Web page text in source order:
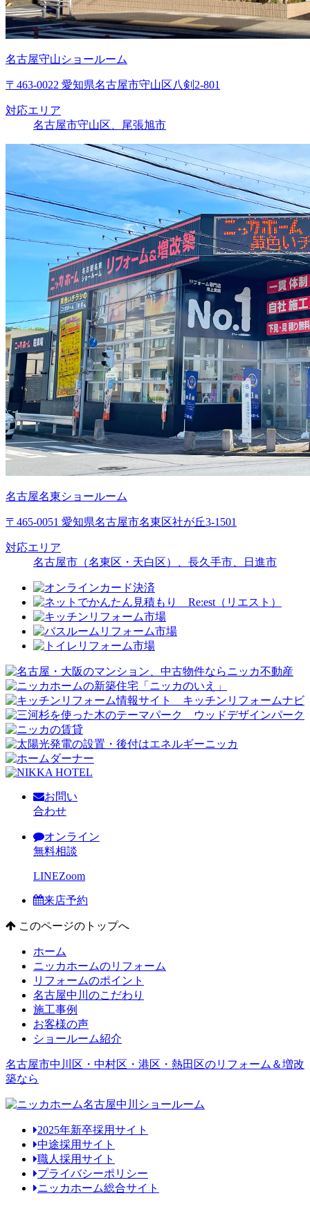
名古屋守山ショールーム
〒463-0022 愛知県名古屋市守山区八剣2-801
対応エリア
名古屋市守山区、尾張旭市
名古屋名東ショールーム
〒465-0051 愛知県名古屋市名東区社が丘3-1501
対応エリア
名古屋市（名東区・天白区）、長久手市、日進市
お問い
合わせ
オンライン
無料相談
LINEZoom
来店予約
このページのトップへ
ホーム
ニッカホームのリフォーム
リフォームのポイント
名古屋中川のこだわり
施工事例
お客様の声
ショールーム紹介
名古屋市中川区・中村区・港区・熱田区のリフォーム＆増改
築なら
2025年新卒採用サイト
中途採用サイト
職人採用サイト
プライバシーポリシー
ニッカホーム総合サイト